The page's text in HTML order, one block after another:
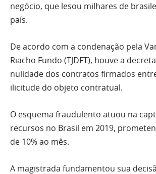
negócio, que lesou milhares de
país.
De acordo com a condenação pela
Riacho Fundo (TJDFT), houve a
nulidade dos contratos firmados
ilicitude do objeto contratual.
O esquema fraudulento atuou na
recursos no Brasil em 2019,
de 10% ao mês.
A magistrada fundamentou sua